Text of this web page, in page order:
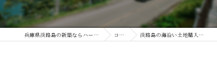
兵庫県淡路島の新築ならハートフルライフ コラム 淡路島の海沿い土地購入の利点と欠点